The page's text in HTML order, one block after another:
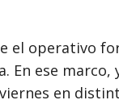
el operativo
En ese
en